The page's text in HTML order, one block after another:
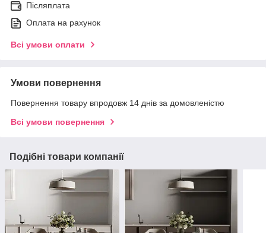
Післяплата
Оплата на рахунок
Всі умови оплати
Умови повернення
Повернення товару впродовж 14 днів за домовленістю
Всі умови повернення
Подібні товари компанії